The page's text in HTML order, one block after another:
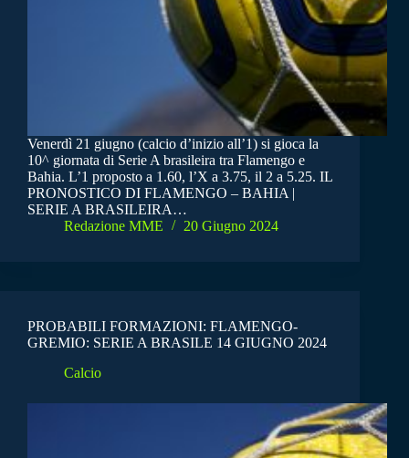
Venerdì 21 giugno (calcio d’inizio all’1) si gioca la
10^ giornata di Serie A brasileira tra Flamengo e
Bahia. L’1 proposto a 1.60, l’X a 3.75, il 2 a 5.25. IL
PRONOSTICO DI FLAMENGO – BAHIA |
SERIE A BRASILEIRA…
Redazione MME
20 Giugno 2024
PROBABILI FORMAZIONI: FLAMENGO-
GREMIO: SERIE A BRASILE 14 GIUGNO 2024
Calcio